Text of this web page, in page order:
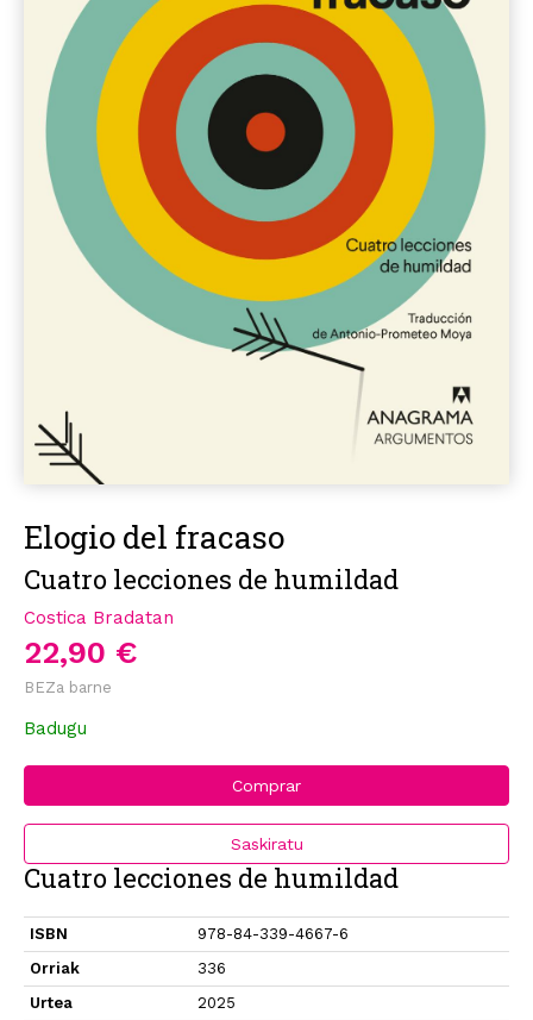
Elogio del fracaso
Cuatro lecciones de humildad
Costica Bradatan
22,90 €
BEZa barne
Badugu
Comprar
Saskiratu
Cuatro lecciones de humildad
ISBN
978-84-339-4667-6
Orriak
336
Urtea
2025